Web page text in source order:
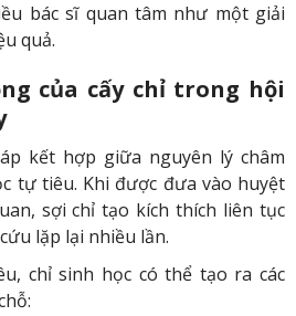
bác sĩ quan tâm như một giải
quả.
của cấy chỉ trong hội
kết hợp giữa nguyên lý châm
tự tiêu. Khi được đưa vào huyệt
sợi chỉ tạo kích thích liên tục
lặp lại nhiều lần.
chỉ sinh học có thể tạo ra các